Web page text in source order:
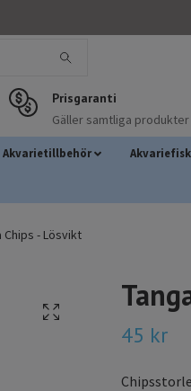
Prisgaranti
Gäller samtliga produkter
Akvarietillbehör Akvariefisk
Chips - Lösvikt
45 kr